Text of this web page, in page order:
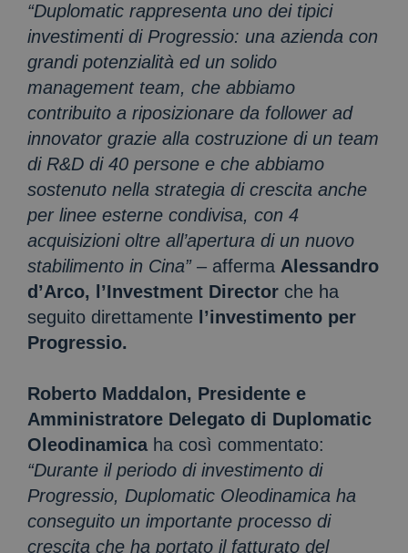
“Duplomatic rappresenta uno dei tipici
investimenti di Progressio: una azienda con
grandi potenzialità ed un solido
management team, che abbiamo
contribuito a riposizionare da follower ad
innovator grazie alla costruzione di un team
di R&D di 40 persone e che abbiamo
sostenuto nella strategia di crescita anche
per linee esterne condivisa, con 4
acquisizioni oltre all’apertura di un nuovo
stabilimento in Cina”– afferma Alessandro
d’Arco, l’Investment Director che ha
seguito direttamente l’investimento per
Progressio.
Roberto Maddalon, Presidente e
Amministratore Delegato di Duplomatic
Oleodinamicaha così commentato:
“Durante il periodo di investimento di
Progressio, Duplomatic Oleodinamica ha
conseguito un importante processo di
crescita che ha portato il fatturato del